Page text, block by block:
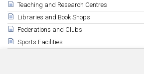
Teaching and Research Centres
Libraries and Book Shops
Federations and Clubs
Sports Facilities